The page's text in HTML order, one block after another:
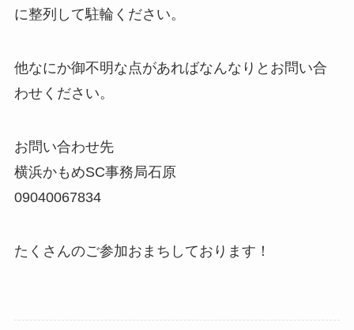
に整列して駐輪ください。
他なにか御不明な点があればなんなりとお問い合
わせください。
お問い合わせ先
横浜かもめSC事務局石原
09040067834
たくさんのご参加おまちしております！